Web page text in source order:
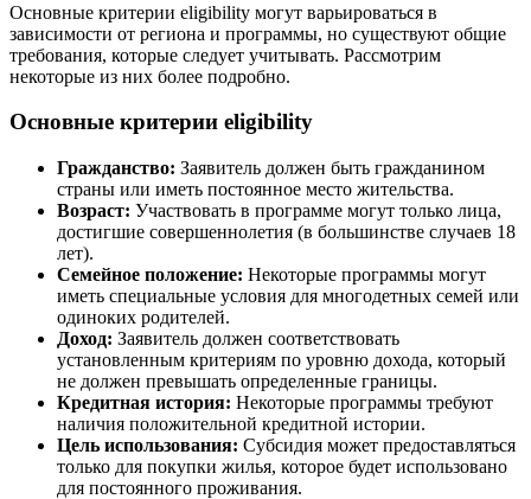
Основные критерии eligibility могут варьироваться в
зависимости от региона и программы, но существуют общие
требования, которые следует учитывать. Рассмотрим
некоторые из них более подробно.
Основные критерии eligibility
Гражданство: Заявитель должен быть гражданином
страны или иметь постоянное место жительства.
Возраст: Участвовать в программе могут только лица,
достигшие совершеннолетия (в большинстве случаев 18
лет).
Семейное положение: Некоторые программы могут
иметь специальные условия для многодетных семей или
одиноких родителей.
Доход: Заявитель должен соответствовать
установленным критериям по уровню дохода, который
не должен превышать определенные границы.
Кредитная история: Некоторые программы требуют
наличия положительной кредитной истории.
Цель использования: Субсидия может предоставляться
только для покупки жилья, которое будет использовано
для постоянного проживания.